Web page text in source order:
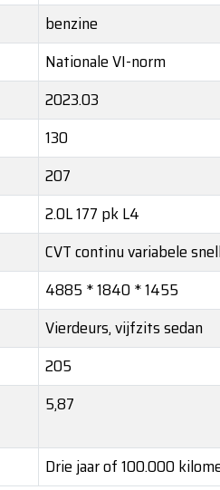
benzine
Nationale VI-norm
2023.03
130
207
2.0L 177 pk L4
CVT continu variabele
4885 * 1840 * 1455
Vierdeurs, vijfzits sedan
205
5,87
Drie jaar of 100.000